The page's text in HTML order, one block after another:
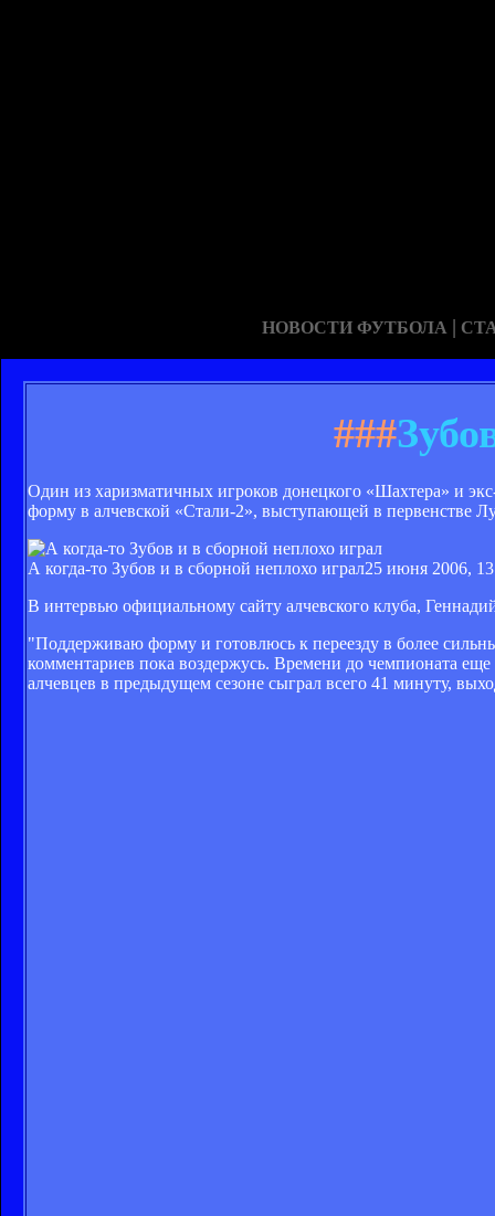
НОВОСТИ ФУТБОЛА |
###
Один из харизматичных игроков донецкого «Шахтера» и
форму в алчевской «Стали-2», выступающей в первенстве
А когда-то Зубов и в сборной неплохо играл25 июня 2006,
В интервью официальному сайту алчевского клуба,
"Поддерживаю форму и готовлюсь к переезду в более
комментариев пока воздержусь. Времени до чемпионата
алчевцев в предыдущем сезоне сыграл всего 41 минуту,